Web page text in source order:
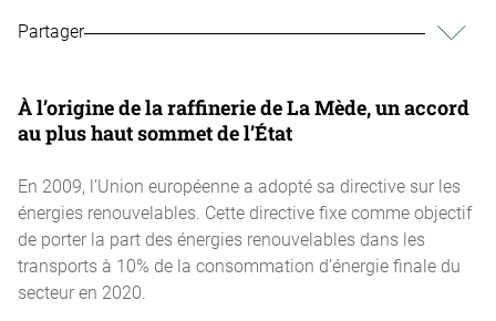
Partager
À l’origine de la raffinerie de La Mède, un accord
au plus haut sommet de l’État
En 2009, l’Union européenne a adopté sa directive sur les
énergies renouvelables. Cette directive fixe comme objectif
de porter la part des énergies renouvelables dans les
transports à 10% de la consommation d’énergie finale du
secteur en 2020.